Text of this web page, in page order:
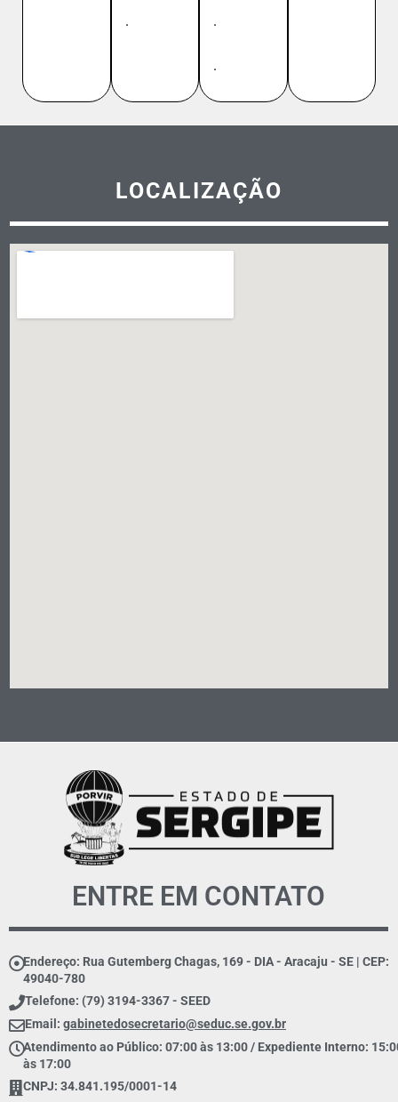
. .
.
LOCALIZAÇÃO
ENTRE EM CONTATO
Endereço: Rua Gutemberg Chagas, 169 - DIA - Aracaju - SE | CEP:
49040-780
Telefone: (79) 3194-3367 - SEED
Email: gabinetedosecretario@seduc.se.gov.br
Atendimento ao Público: 07:00 às 13:00 / Expediente Interno:
às 17:00
CNPJ: 34.841.195/0001-14